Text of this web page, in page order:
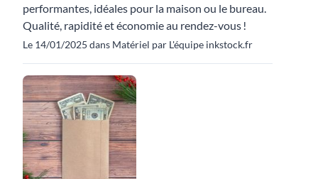
performantes, idéales pour la maison ou le bureau.
Qualité, rapidité et économie au rendez-vous !
Le 14/01/2025 dans Matériel par L'équipe inkstock.fr